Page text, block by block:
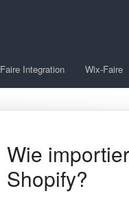
Faire Integration Wix-Faire
Wie
Shopify?